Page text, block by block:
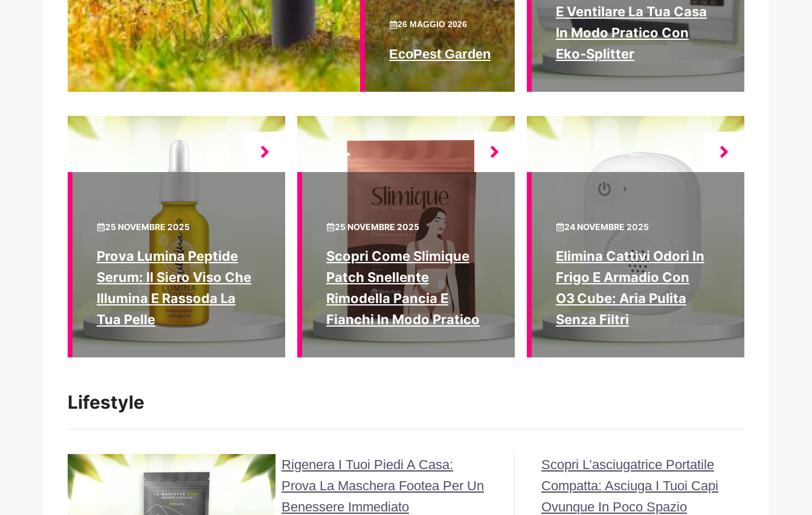
26 MAGGIO 2026
EcoPest Garden
E Ventilare La Tua Casa
In Modo Pratico Con
Eko‑Splitter
25 NOVEMBRE 2025
Prova Lumina Peptide
Serum: Il Siero Viso Che
Illumina E Rassoda La
Tua Pelle
25 NOVEMBRE 2025
Scopri Come Slimique
Patch Snellente
Rimodella Pancia E
Fianchi In Modo Pratico
24 NOVEMBRE 2025
Elimina Cattivi Odori In
Frigo E Armadio Con
O3 Cube: Aria Pulita
Senza Filtri
Lifestyle
Rigenera I Tuoi Piedi A Casa:
Prova La Maschera Footea Per Un
Benessere Immediato
Scopri L’asciugatrice Portatile
Compatta: Asciuga I Tuoi Capi
Ovunque In Poco Spazio